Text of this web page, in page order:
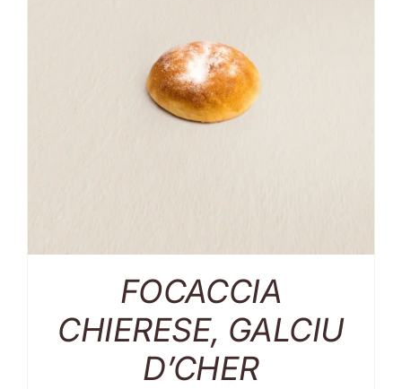
FOCACCIA
CHIERESE, GALCIU
D’CHER